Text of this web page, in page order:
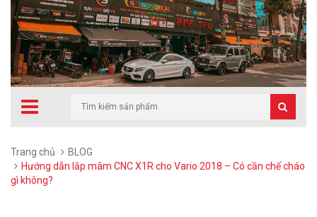
Trang chủ
BLOG
Hướng dẫn lắp mâm CNC X1R cho Vario 2018 – Có cần chế cháo
gì không?